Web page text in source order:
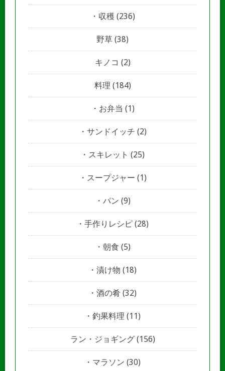
収穫 (236)
野草 (38)
キノコ (2)
料理 (184)
お弁当 (1)
サンドイッチ (2)
スキレット (25)
スープジャー (1)
パン (9)
手作りレシピ (28)
朝食 (5)
漬け物 (18)
酒の肴 (32)
釣果料理 (11)
ラン・ジョギング(156)
マラソン (30)